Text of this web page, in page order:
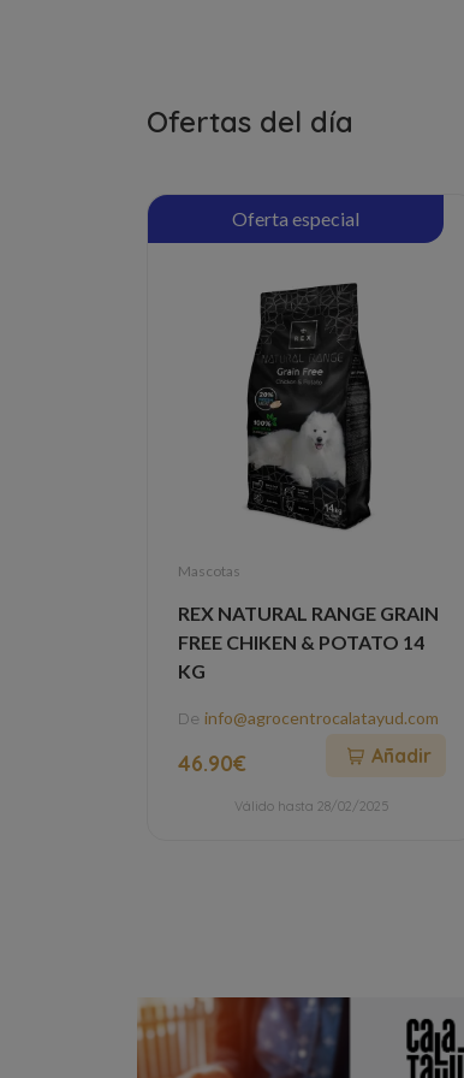
Ofertas del día
Oferta especial
Mascotas
REX NATURAL RANGE GRAIN
FREE CHIKEN & POTATO 14
KG
De info@agrocentrocalatayud.com
46.90€ Añadir
Válido hasta 28/02/2025